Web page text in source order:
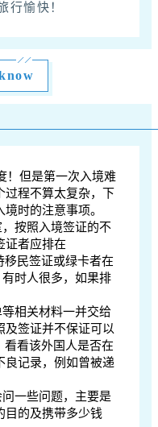
行愉快！
！但是第一次入境难
过程不算太复杂，下
时的注意事项。
按照入境签证的不
证者应排在
移民签证或绿卡者在
有时人很多，如果排
相关材料一并交给
及签证并不保证可以
看看该外国人是否在
良记录，例如曾被递
一些问题，主要是
目的及携带多少钱